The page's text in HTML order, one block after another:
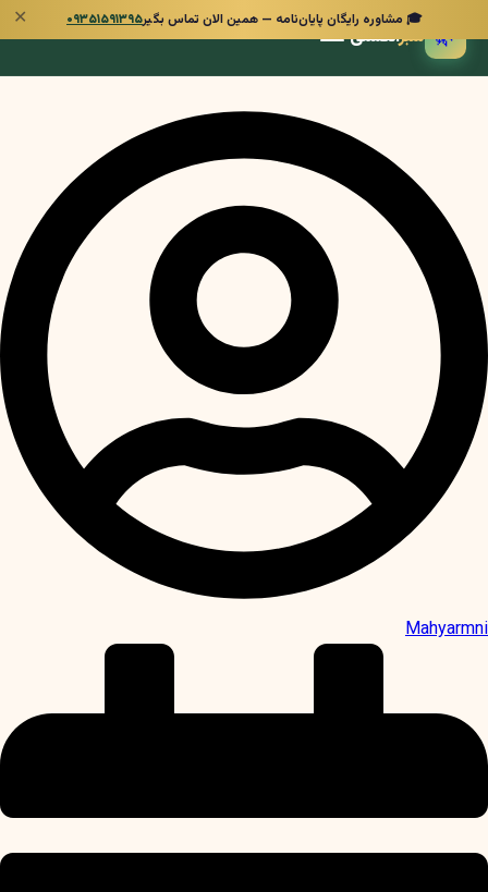
🎓 مشاوره رایگان پایان‌نامه — همین الان تماس بگیر۰۹۳۵۱۵۹۱۳۹۵ ✕
🌿 سبزانگشتی
Mahyarmni